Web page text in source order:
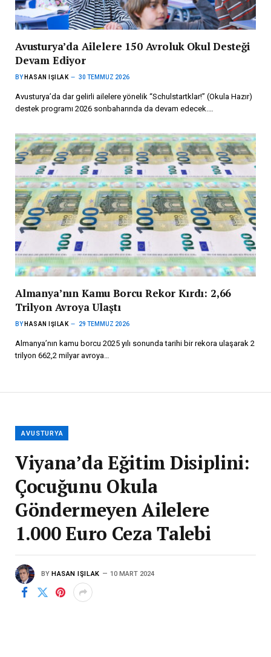
Avusturya’da Ailelere 150 Avroluk Okul Desteği
Devam Ediyor
BY HASAN IŞILAK 30 TEMMUZ 2026
Avusturya’da dar gelirli ailelere yönelik “Schulstartklar!” (Okula Hazır)
destek programı 2026 sonbaharında da devam edecek.…
Almanya’nın Kamu Borcu Rekor Kırdı: 2,66
Trilyon Avroya Ulaştı
BY HASAN IŞILAK 29 TEMMUZ 2026
Almanya’nın kamu borcu 2025 yılı sonunda tarihi bir rekora ulaşarak 2
trilyon 662,2 milyar avroya…
AVUSTURYA
Viyana’da Eğitim Disiplini:
Çocuğunu Okula
Göndermeyen Ailelere
1.000 Euro Ceza Talebi
BY HASAN IŞILAK 10 MART 2024